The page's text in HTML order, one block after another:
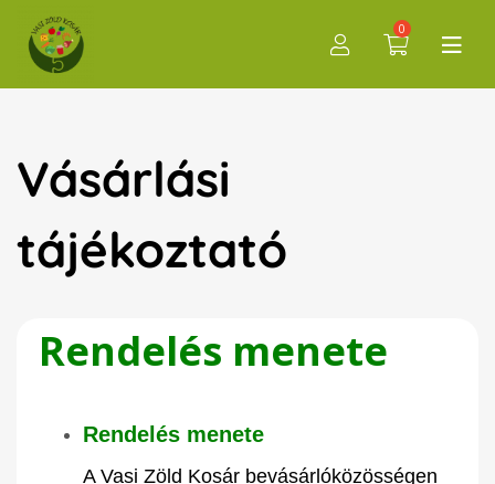
0
Vásárlási
tájékoztató
Rendelés menete
Rendelés menete
A Vasi Zöld Kosár bevásárlóközösségen